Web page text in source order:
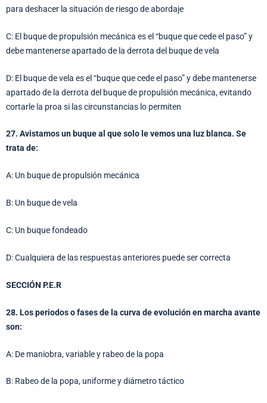
para deshacer la situación de riesgo de abordaje
C: El buque de propulsión mecánica es el “buque que cede el paso” y
debe mantenerse apartado de la derrota del buque de vela
D: El buque de vela es el “buque que cede el paso” y debe mantenerse
apartado de la derrota del buque de propulsión mecánica, evitando
cortarle la proa si las circunstancias lo permiten
27. Avistamos un buque al que solo le vemos una luz blanca. Se
trata de:
A: Un buque de propulsión mecánica
B: Un buque de vela
C: Un buque fondeado
D: Cualquiera de las respuestas anteriores puede ser correcta
SECCIÓN P.E.R
28. Los periodos o fases de la curva de evolución en marcha avante
son:
A: De maniobra, variable y rabeo de la popa
B: Rabeo de la popa, uniforme y diámetro táctico